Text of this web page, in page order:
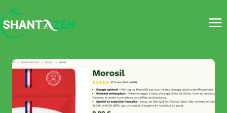
Zum
Inhalt
springen